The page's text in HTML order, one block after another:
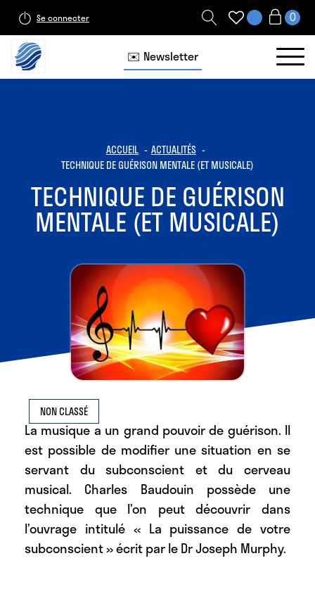
Se connecter
✉️ Newsletter
ACCUEIL
ACTUALITÉS
TECHNIQUE DE GUÉRISON MENTALE (ET MUSICALE)
TECHNIQUE DE GUÉRISON
MENTALE (ET MUSICALE)
NON CLASSÉ
La musique a un grand pouvoir de guérison. Il
est possible de modifier une situation en se
servant du subconscient et du cerveau
musical. Charles Baudouin possède une
technique que l’on peut découvrir dans
l’ouvrage intitulé « La puissance de votre
subconscient » écrit par le Dr Joseph Murphy.